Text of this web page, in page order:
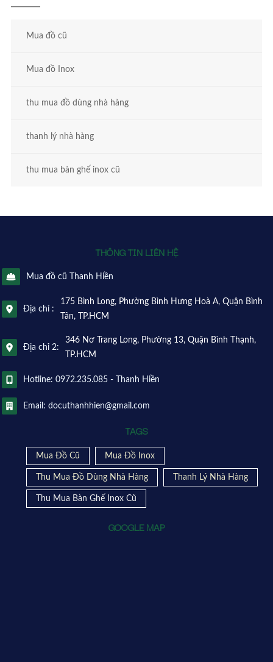
Mua đồ cũ
Mua đồ Inox
thu mua đồ dùng nhà hàng
thanh lý nhà hàng
thu mua bàn ghế inox cũ
THÔNG TIN LIÊN HỆ
Mua đồ cũ Thanh Hiền
Địa chỉ :
175 Bình Long, Phường Bình Hưng Hoà A, Quận Bình
Tân, TP.HCM
Địa chỉ 2:
346 Nơ Trang Long, Phường 13, Quận Bình Thạnh,
TP.HCM
Hotline: 0972.235.085 - Thanh Hiền
Email: docuthanhhien@gmail.com
TAGS
Mua Đồ Cũ Mua Đồ Inox
Thu Mua Đồ Dùng Nhà Hàng Thanh Lý Nhà Hàng
Thu Mua Bàn Ghế Inox Cũ
GOOGLE MAP